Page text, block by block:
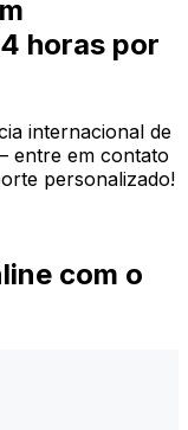
horas por
internacional de
entre em contato
personalizado!
com o